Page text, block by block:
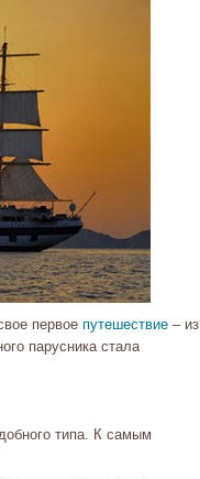
первое путешествие– из
парусника стала
типа. К самым